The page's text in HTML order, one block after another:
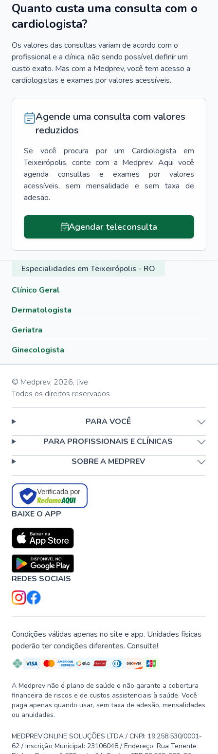
Quanto custa uma consulta com o
cardiologista?
Os valores das consultas variam de acordo com o
profissional e a clínica, não sendo possível definir um
custo exato. Mas com a Medprev, você tem acesso a
cardiologistas e exames por valores acessíveis.
Agende uma consulta com valores
reduzidos
Se você procura por um Cardiologista
em
Teixeirópolis, conte com a Medprev. Aqui você
agenda consultas e exames por valores
acessíveis, sem mensalidade e sem taxa de
adesão.
Agendar teleconsulta
Especialidades em Teixeirópolis - RO
Clínico Geral
Dermatologista
Geriatra
Ginecologista
© Medprev, 2026, live
Todos os direitos reservados
PARA VOCÊ
PARA PROFISSIONAIS E CLÍNICAS
SOBRE A MEDPREV
Verificada por
BAIXE O APP
REDES SOCIAIS
Condições válidas apenas no site e app. Unidades físicas
poderão ter condições diferentes. Consulte!
A Medprev não é plano de saúde e não garante a cobertura
financeira de riscos e de custos assistenciais à saúde. Você
paga apenas quando usar, sem taxa de adesão, mensalidades
ou anuidades.
MEDPREV.ONLINE SOLUÇÕES LTDA / CNPJ: 19.258.530/0001-
62 / Inscrição Municipal: 23106048 / Endereço: Rua Tenente